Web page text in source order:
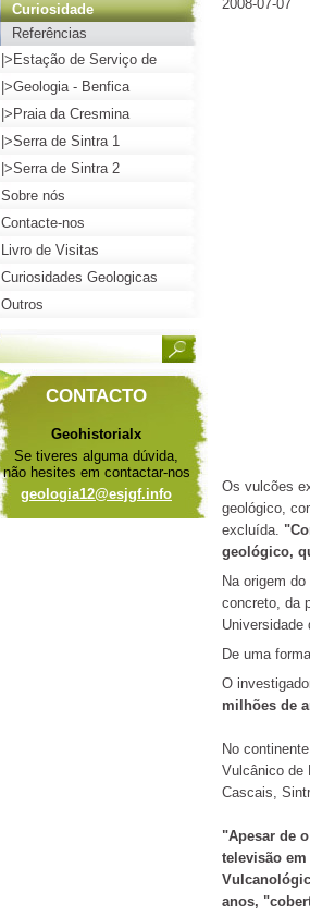
2008-07-07
Os vulcões
geológico,
excluída.
geológico,
Na origem
concreto, da
Universidade
De uma
O
milhões de
No
Vulcânico de
Cascais,
"Apesar de
televisão
anos,
Curiosidade
Referências
|>Estação de Serviço de
Loures
|>Geologia - Benfica
|>Praia da Cresmina
|>Serra de Sintra 1
|>Serra de Sintra 2
Sobre nós
Contacte-nos
Livro de Visitas
Curiosidades Geologicas
Outros
CONTACTO
Geohistorialx
Se tiveres alguma dúvida,
não hesites em contactar-nos
geologia12@esjgf.info